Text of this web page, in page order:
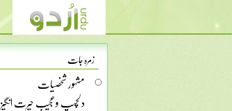
زمرہ جات
مشہور شخصیات
دلچسپ وعجیب حیرت انگیز